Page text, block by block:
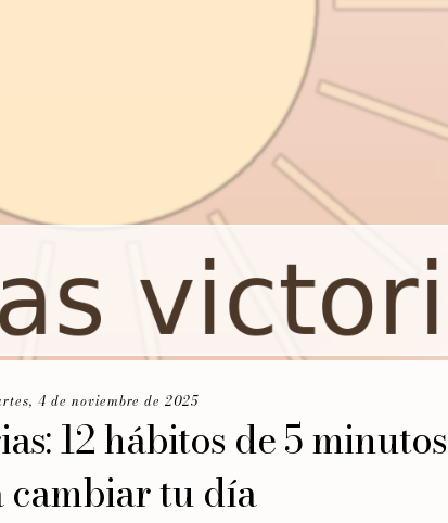
4 de noviembre de 2025
12 hábitos de 5 minutos
cambiar tu día